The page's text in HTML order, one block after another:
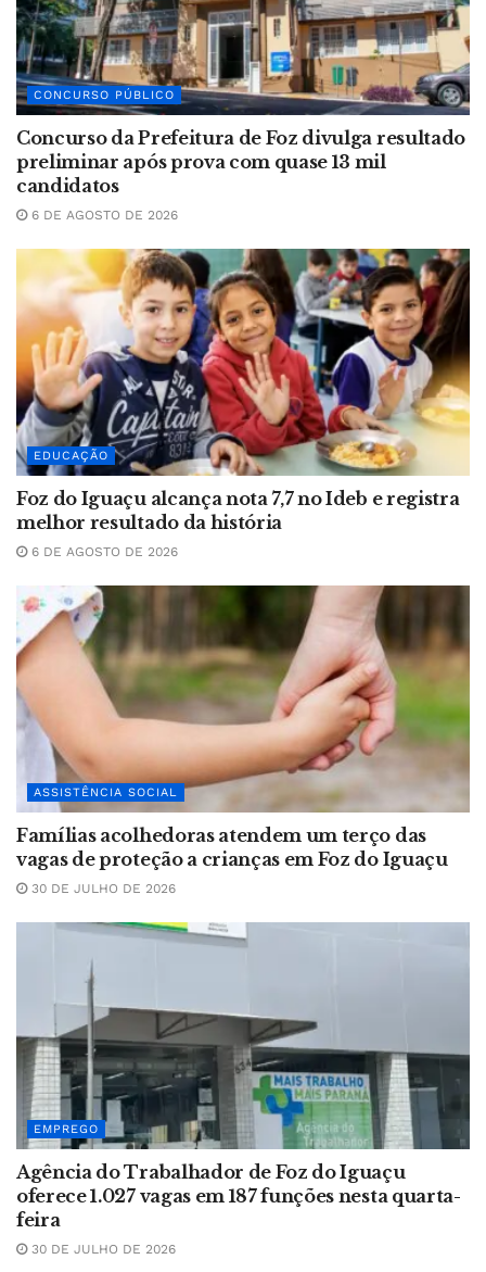
CONCURSO PÚBLICO
Concurso da Prefeitura de Foz divulga resultado
preliminar após prova com quase 13 mil
candidatos
6 DE AGOSTO DE 2026
EDUCAÇÃO
Foz do Iguaçu alcança nota 7,7 no Ideb e registra
melhor resultado da história
6 DE AGOSTO DE 2026
ASSISTÊNCIA SOCIAL
Famílias acolhedoras atendem um terço das
vagas de proteção a crianças em Foz do Iguaçu
30 DE JULHO DE 2026
EMPREGO
Agência do Trabalhador de Foz do Iguaçu
oferece 1.027 vagas em 187 funções nesta quarta-
feira
30 DE JULHO DE 2026